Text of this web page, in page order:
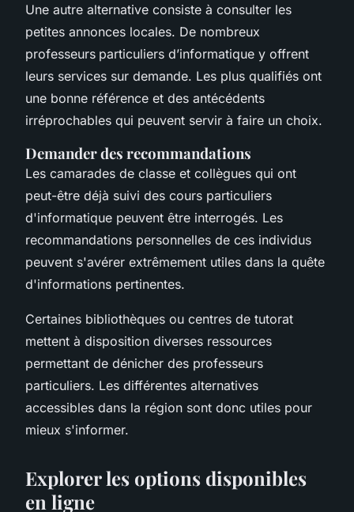
Une autre alternative consiste à consulter les
petites annonces locales. De nombreux
professeurs particuliers d’informatique y offrent
leurs services sur demande. Les plus qualifiés ont
une bonne référence et des antécédents
irréprochables qui peuvent servir à faire un choix.
Demander des recommandations
Les camarades de classe et collègues qui ont
peut-être déjà suivi des cours particuliers
d'informatique peuvent être interrogés. Les
recommandations personnelles de ces individus
peuvent s'avérer extrêmement utiles dans la quête
d'informations pertinentes.
Certaines bibliothèques ou centres de tutorat
mettent à disposition diverses ressources
permettant de dénicher des professeurs
particuliers. Les différentes alternatives
accessibles dans la région sont donc utiles pour
mieux s'informer.
Explorer les options disponibles
en ligne